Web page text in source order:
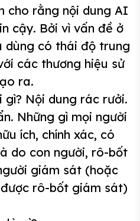
cho rằng nội dung AI
cậy. Bởi vì vấn đề ở
dùng có thái độ trung
các thương hiệu sử
ra.
Nội dung rác rưởi.
Những gì mọi người
ích, chính xác, có
do con người, rô-bốt
giám sát (hoặc
rô-bốt giám sát)